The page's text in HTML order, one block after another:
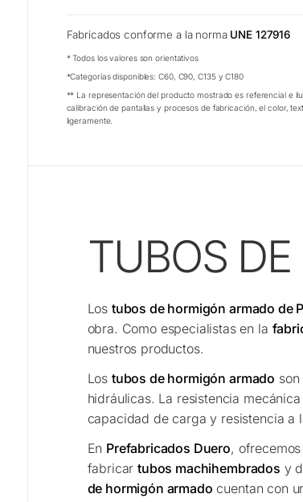
Fabricados conforme a la norma UNE 127916
* Todos los valores son orientativos
*Categorías disponibles: C60, C90, C135 y C180
** La representación del producto mostrado es referencial e
calibración de pantallas y procesos de fabricación, el color,
ligeramente.
TUBOS
Los tubos de hormigón armado de
obra. Como especialistas en la
nuestros productos.
Los tubos de hormigón armado
hidráulicas. La resistencia
capacidad de carga y resistencia a
En Prefabricados Duero,
fabricartubos machihembrados y
de hormigón armado cuentan con